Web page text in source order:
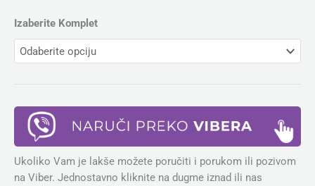
Izaberite Komplet
Ukoliko Vam je lakše možete poručiti i porukom ili pozivom
na Viber. Jednostavno kliknite na dugme iznad ili nas